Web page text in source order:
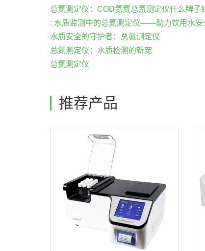
总氮测定仪：COD氨氮总氮测定仪什么牌子
: 水质监测中的总氮测定仪——助力饮用水安
水质安全的守护者：总氮测定仪
总氮测定仪：水质检测的新宠
总氮测定仪
推荐产品